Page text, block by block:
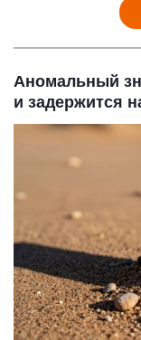
Аномальный
и задержится